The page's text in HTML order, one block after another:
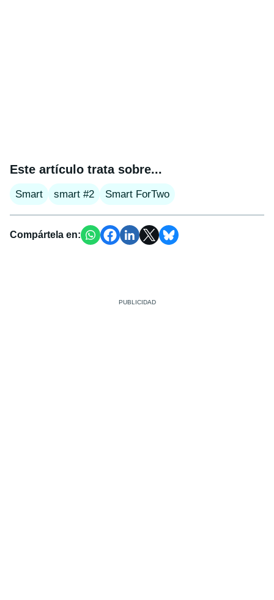
Este artículo trata sobre...
Smart smart #2 Smart ForTwo
Compártela en: